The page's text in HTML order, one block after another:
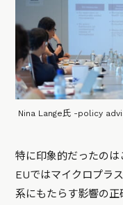
Nina Lange氏 -policy
特に印象的だったのは
EUではマイクロプラ
系にもたらす影響の